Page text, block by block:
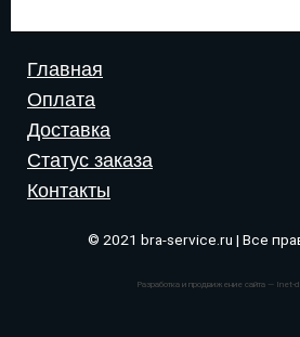
Главная
Оплата
Доставка
Статус заказа
Контакты
© 2021 bra-service.ru | Все
Разработка и продвижение сайта — Inet-